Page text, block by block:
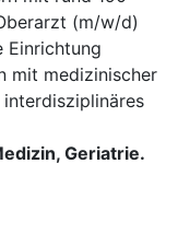
(m/w/d)
Einrichtung
mit medizinischer
Geriatrie.